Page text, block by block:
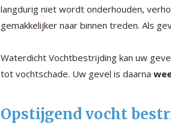
langdurig niet wordt onderhouden,
gemakkelijker naar binnen treden. Als
Waterdicht Vochtbestrijding kan uw
tot vochtschade. Uw gevel is daarna
Opstijgend vocht